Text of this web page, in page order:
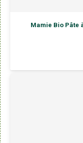
Mamie Bio Pâte